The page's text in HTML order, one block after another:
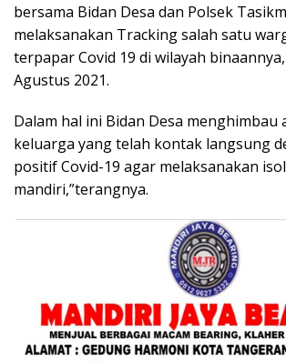
bersama Bidan Desa dan Polsek
melaksanakan Tracking salah satu
terpapar Covid 19 di wilayah
Agustus 2021.
Dalam hal ini Bidan Desa menghimbau
keluarga yang telah kontak langsung
positif Covid-19 agar melaksanakan
mandiri,”terangnya.